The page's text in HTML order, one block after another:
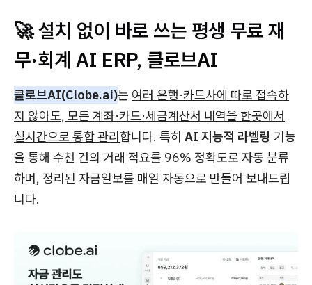
🚀 설치 없이 바로 쓰는 평생 무료 재
무·회계 AI ERP, 클로브AI
클로브AI(Clobe.ai)는 여러 은행·카드사에 따로 접속하
지 않아도, 모든 계좌·카드·세금계산서 내역을 한곳에서
실시간으로 통합 관리합니다. 특히 AI 지능적 라벨링 기능
을 통해 수천 건의 거래 적요를 96% 정확도로 자동 분류
하며, 정리된 자금일보를 매일 자동으로 만들어 보내드립
니다.